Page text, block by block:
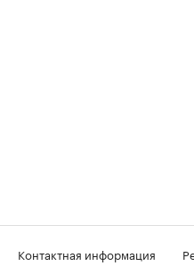
Контактная информация